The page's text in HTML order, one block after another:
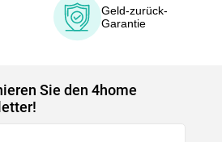
Geld-zurück-
Garantie
Sie den 4home